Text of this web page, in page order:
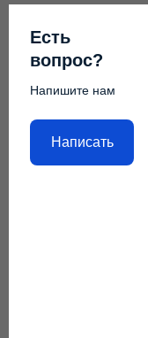
Есть
вопрос?
Напишите нам
Написать